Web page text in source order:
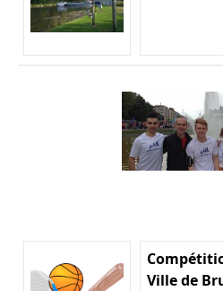
Ville de